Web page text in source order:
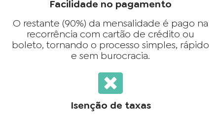
Facilidade no pagamento
O restante (90%) da mensalidade é pago na
recorrência com cartão de crédito ou
boleto, tornando o processo simples, rápido
e sem burocracia.
Isenção de taxas